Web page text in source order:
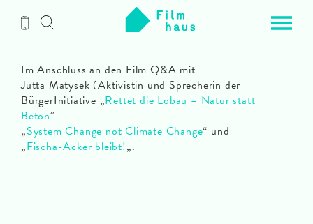
Inhalt
Im Anschluss an den Film Q&A mit
Jutta Matysek (Aktivistin und Sprecherin der
BürgerInitiative „Rettet die Lobau – Natur statt
Beton“
„System Change not Climate Change“ und
„Fischa-Acker bleibt!„.